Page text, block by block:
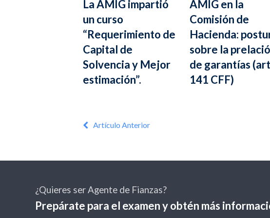
La AMIG impartió
un curso
“Requerimiento de
Capital de
Solvencia y Mejor
estimación”.
AMIG en la
Comisión de
Hacienda:
sobre la
de garantías
141 CFF)
Artículo Anterior
¿Quieres ser Agente de Fianzas?
Prepárate para el examen y obtén más